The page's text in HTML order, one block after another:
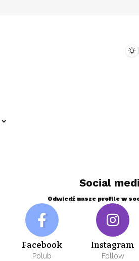
Social
Odwiedź nasze profile w
Facebook
Polub
Instagram
Follow